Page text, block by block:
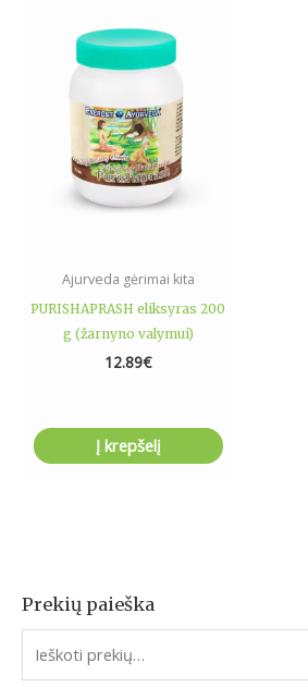
Prekių paieška
I
e
Ajurveda gėrimai kita
PURISHAPRASH eliksyras 200
g (žarnyno valymui)
12.89€
Į krepšelį